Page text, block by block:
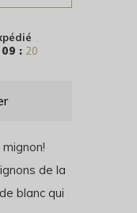
09 : 19
de la
blanc qui